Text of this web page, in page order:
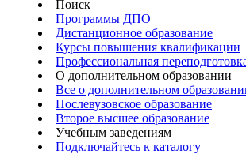
Поиск
Программы ДПО
Дистанционное образование
Курсы повышения квалификации
Профессиональная
О дополнительном образовании
Все о дополнительном
Послевузовское образование
Второе высшее образование
Учебным заведениям
Подключайтесь к каталогу